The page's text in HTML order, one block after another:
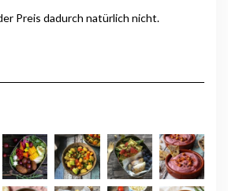
Preis dadurch natürlich nicht.